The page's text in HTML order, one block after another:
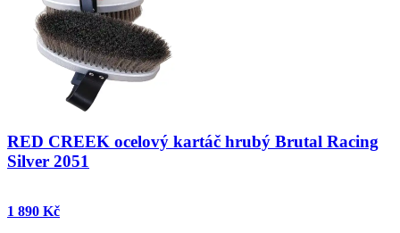
RED CREEK ocelový kartáč hrubý Brutal Racing
Silver 2051
1 890 Kč